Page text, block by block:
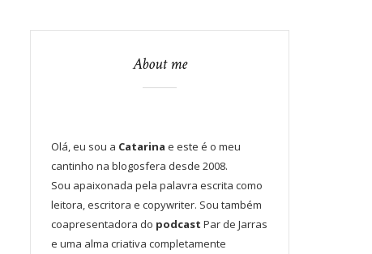
About me
Olá, eu sou a Catarina e este é o meu
cantinho na blogosfera desde 2008.
Sou apaixonada pela palavra escrita como
leitora, escritora e copywriter. Sou também
coapresentadora do podcast Par de Jarras
e uma alma criativa completamente